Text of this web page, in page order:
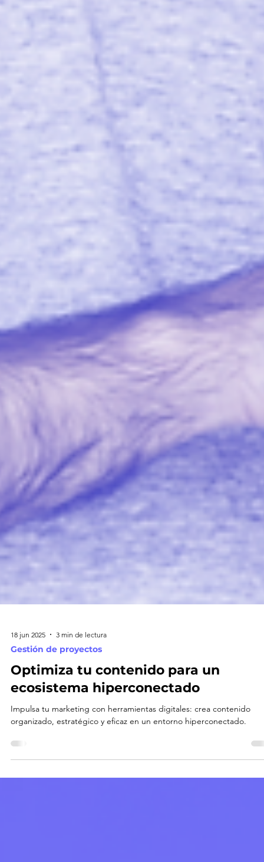
18 jun 2025 3 min de lectura
Optimiza tu contenido para un
ecosistema hiperconectado
Impulsa tu marketing con herramientas digitales: crea contenido